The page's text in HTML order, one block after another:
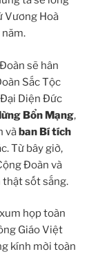
Vương Hoà
sẽ hân
Sắc Tộc
Diện Đức
Bổn Mạng,
vàban Bí tích
Từ bây giờ,
Đoàn và
thật sốt sắng.
họp toàn
Giáo Việt
kính mời toàn